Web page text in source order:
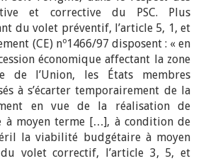
et corrective du PSC. Plus
du volet préventif, l’article 5, 1, et
(CE) nº1466/97 disposent : « en
économique affectant la zone
de l’Union, les États membres
à s’écarter temporairement de la
en vue de la réalisation de
à moyen terme […], à condition de
la viabilité budgétaire à moyen
du volet correctif, l’article 3, 5, et